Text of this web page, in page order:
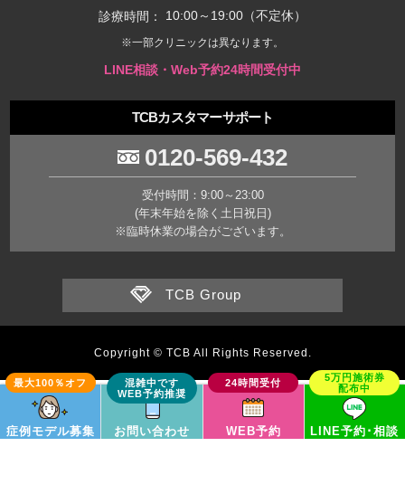
診療時間：
10:00～19:00（不定休）
※一部クリニックは異なります。
LINE相談・Web予約24時間受付中
TCBカスタマーサポート
0120-569-432
受付時間：9:00～23:00
(年末年始を除く土日祝日)
※臨時休業の場合がございます。
TCB Group
症例モデル募集 お問い合わせ WEB予約 LINE予約･相談
Copyright © TCB All Rights Reserved.